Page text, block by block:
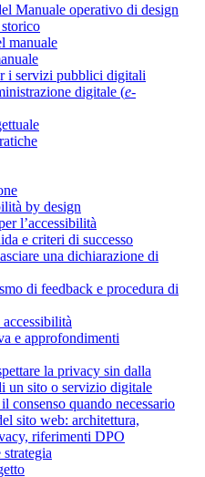
Manuale operativo di design
manuale
i servizi pubblici digitali
digitale (e-
by design
l’accessibilità
e criteri di successo
una dichiarazione di
di feedback e procedura di
e approfondimenti
la privacy sin dalla
un sito o servizio digitale
consenso quando necessario
sito web: architettura,
riferimenti DPO